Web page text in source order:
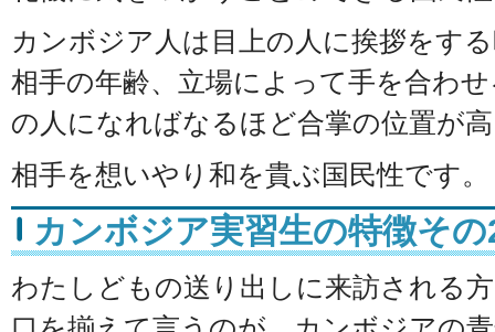
カンボジア人は目上の人に挨拶をす
相手の年齢、立場によって手を合わ
の人になればなるほど合掌の位置が
相手を想いやり和を貴ぶ国民性です。
カンボジア実習生の特徴そ
わたしどもの送り出しに来訪される